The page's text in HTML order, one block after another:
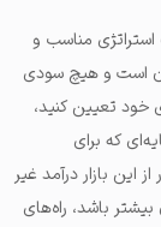
مناسب و
است و هیچ سودی
خود تعیین کنید،
که برای
این بازار درآمد غیر
باشد، راه‌های